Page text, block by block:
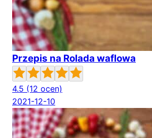
Przepis na Rolada waflowa
4.5 (12 ocen)
2021-12-10